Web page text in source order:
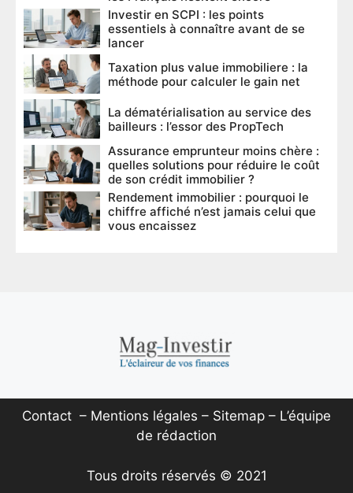
Investir en SCPI : les points
essentiels à connaître avant de se
lancer
Taxation plus value immobiliere : la
méthode pour calculer le gain net
La dématérialisation au service des
bailleurs : l’essor des PropTech
Assurance emprunteur moins chère :
quelles solutions pour réduire le coût
de son crédit immobilier ?
Rendement immobilier : pourquoi le
chiffre affiché n’est jamais celui que
vous encaissez
Contact – Mentions légales – Sitemap – L’équipe
de rédaction
Tous droits réservés © 2021